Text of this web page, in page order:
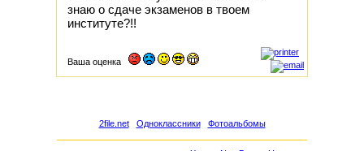
знаю о сдаче экзаменов в твоем
институте?!!
Ваша оценка
2file.net Одноклассники Фотоальбомы